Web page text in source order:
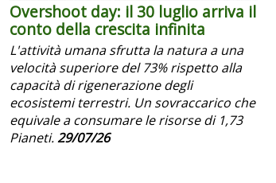
Overshoot day: il 30 luglio arriva il
conto della crescita infinita
L'attività umana sfrutta la natura a una
velocità superiore del 73% rispetto alla
capacità di rigenerazione degli
ecosistemi terrestri. Un sovraccarico che
equivale a consumare le risorse di 1,73
Pianeti.29/07/26